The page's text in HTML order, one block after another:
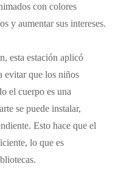
con colores
y aumentar sus intereses.
esta estación aplicó
evitar que los niños
el cuerpo es una
se puede instalar,
Esto hace que el
lo que es